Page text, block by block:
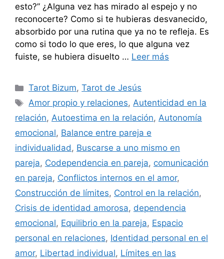
esto?” ¿Alguna vez has mirado al espejo y no
reconocerte? Como si te hubieras desvanecido,
absorbido por una rutina que ya no te refleja. Es
como si todo lo que eres, lo que alguna vez
fuiste, se hubiera disuelto … Leer más
Categorías
Tarot Bizum,Tarot de Jesús
Etiquetas
Amor propio y relaciones,Autenticidad en la
relación, Autoestima en la relación, Autonomía
emocional, Balance entre pareja e
individualidad, Buscarse a uno mismo en
pareja, Codependencia en pareja, comunicación
en pareja, Conflictos internos en el amor,
Construcción de límites, Control en la relación,
Crisis de identidad amorosa, dependencia
emocional, Equilibrio en la pareja, Espacio
personal en relaciones, Identidad personal en el
amor, Libertad individual, Límites en las